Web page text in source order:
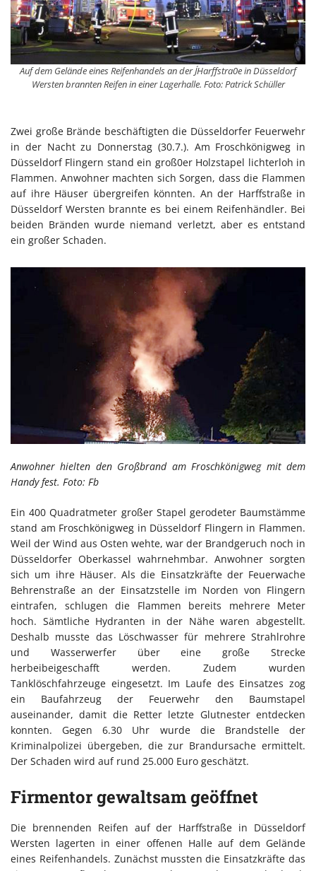
Auf dem Gelände eines Reifenhandels an der J´Harffstra0e in Düsseldorf
Wersten brannten Reifen in einer Lagerhalle. Foto: Patrick Schüller
Zwei große Brände beschäftigten die Düsseldorfer Feuerwehr
in der Nacht zu Donnerstag (30.7.). Am Froschkönigweg in
Düsseldorf Flingern stand ein groß0er Holzstapel lichterloh in
Flammen. Anwohner machten sich Sorgen, dass die Flammen
auf ihre Häuser übergreifen könnten. An der Harffstraße in
Düsseldorf Wersten brannte es bei einem Reifenhändler. Bei
beiden Bränden wurde niemand verletzt, aber es entstand
ein großer Schaden.
Anwohner hielten den Großbrand am Froschkönigweg mit dem
Handy fest. Foto: Fb
Ein 400 Quadratmeter großer Stapel gerodeter Baumstämme
stand am Froschkönigweg in Düsseldorf Flingern in Flammen.
Weil der Wind aus Osten wehte, war der Brandgeruch noch in
Düsseldorfer Oberkassel wahrnehmbar. Anwohner sorgten
sich um ihre Häuser. Als die Einsatzkräfte der Feuerwache
Behrenstraße an der Einsatzstelle im Norden von Flingern
eintrafen, schlugen die Flammen bereits mehrere Meter
hoch. Sämtliche Hydranten in der Nähe waren abgestellt.
Deshalb musste das Löschwasser für mehrere Strahlrohre
und Wasserwerfer über eine große Strecke
herbeibeigeschafft werden. Zudem wurden
Tanklöschfahrzeuge eingesetzt. Im Laufe des Einsatzes zog
ein Baufahrzeug der Feuerwehr den Baumstapel
auseinander, damit die Retter letzte Glutnester entdecken
konnten. Gegen 6.30 Uhr wurde die Brandstelle der
Kriminalpolizei übergeben, die zur Brandursache ermittelt.
Der Schaden wird auf rund 25.000 Euro geschätzt.
Firmentor gewaltsam geöffnet
Die brennenden Reifen auf der Harffstraße in Düsseldorf
Wersten lagerten in einer offenen Halle auf dem Gelände
eines Reifenhandels. Zunächst mussten die Einsatzkräfte das